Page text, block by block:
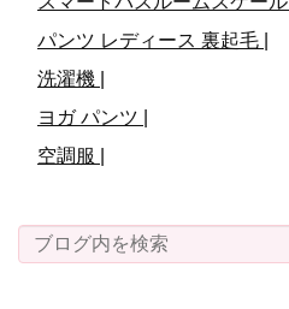
パンツ レディース 裏起毛 |
洗濯機 |
ヨガ パンツ |
空調服 |